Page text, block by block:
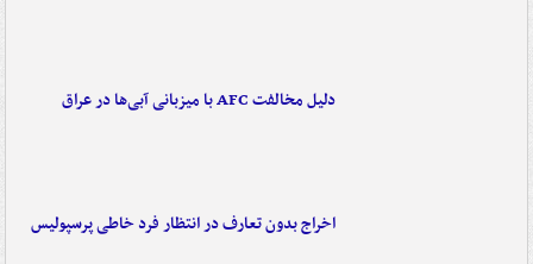
دلیل مخالفت AFC با میزبانی آبی‌ها در عراق
اخراج بدون تعارف در انتظار فرد خاطی پرسپولیس